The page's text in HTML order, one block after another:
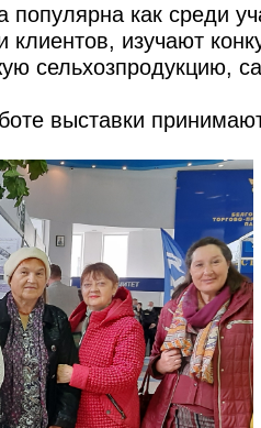
популярна как среди
клиентов, изучают
сельхозпродукцию,
выставки